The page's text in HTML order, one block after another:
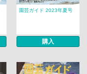
園芸ガイド 2023年夏号
購入